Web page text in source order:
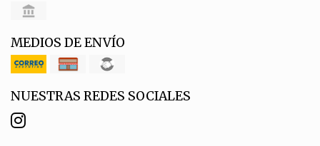
MEDIOS DE ENVÍO
NUESTRAS REDES SOCIALES